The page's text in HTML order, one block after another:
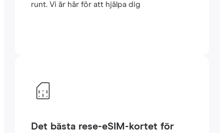
runt. Vi är här för att hjälpa dig
Det bästa rese-eSIM-kortet för